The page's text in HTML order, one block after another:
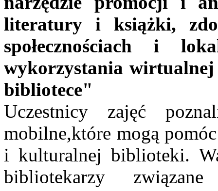
literatury i książki,
społecznościach i
wykorzystania wirtualnej
bibliotece"
Uczestnicy zajęć
mobilne,które mogą
i kulturalnej biblioteki.
bibliotekarzy